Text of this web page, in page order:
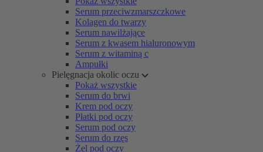
Serum przeciwzmarszczkowe
Kolagen do twarzy
Serum nawilżające
Serum z kwasem hialuronowym
Serum z witaminą c
Ampułki
Pielęgnacja okolic oczu
Pokaż wszystkie
Serum do brwi
Krem pod oczy
Płatki pod oczy
Serum pod oczy
Serum do rzęs
Żel pod oczy